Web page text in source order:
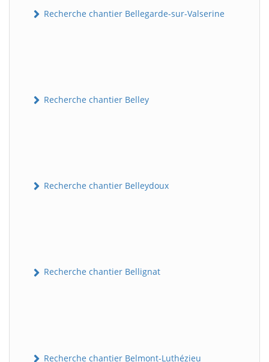
Recherche chantier Bellegarde-sur-Valserine
Recherche chantier Belley
Recherche chantier Belleydoux
Recherche chantier Bellignat
Recherche chantier Belmont-Luthézieu